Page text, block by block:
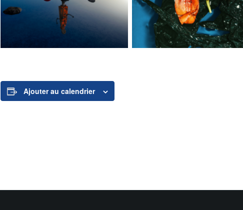
Ajouter au calendrier